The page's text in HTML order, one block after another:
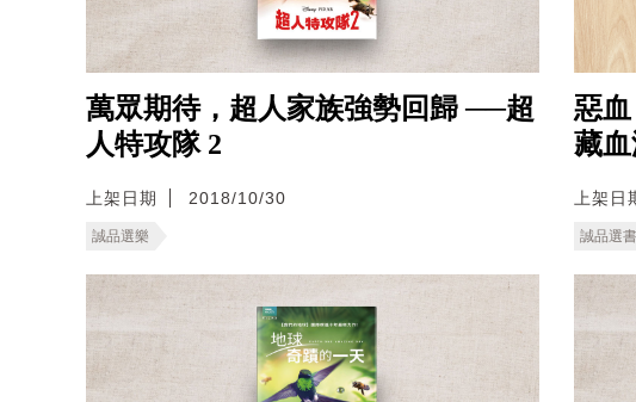
萬眾期待，超人家族強勢回歸 ──超
人特攻隊 2
上架日期 2018/10/30
誠品選樂
惡
藏
上架日
誠品選書